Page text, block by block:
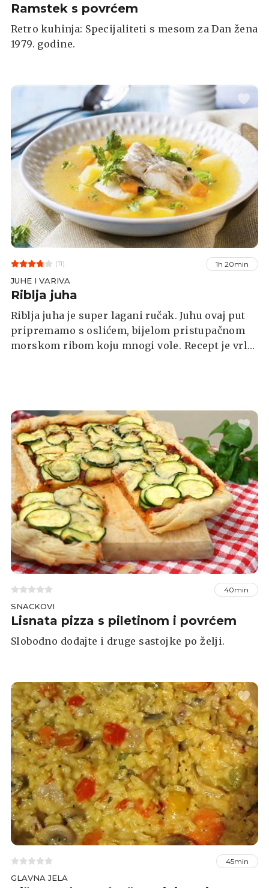
Ramstek s povrćem
Retro kuhinja: Specijaliteti s mesom za Dan žena
1979. godine.
(11) 1h 20min
JUHE I VARIVA
Riblja juha
Riblja juha je super lagani ručak. Juhu ovaj put
pripremamo s oslićem, bijelom pristupačnom
morskom ribom koju mnogi vole. Recept je vrlo
40min
SNACKOVI
Lisnata pizza s piletinom i povrćem
Slobodno dodajte i druge sastojke po želji.
45min
GLAVNA JELA